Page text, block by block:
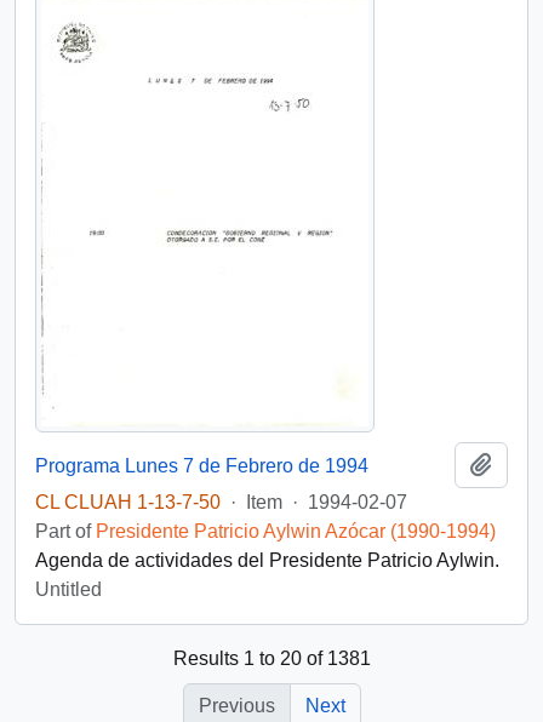
Programa Lunes 7 de Febrero de 1994
CL CLUAH 1-13-7-50 · Item · 1994-02-07
Part of Presidente Patricio Aylwin Azócar (1990-1994)
Agenda de actividades del Presidente Patricio Aylwin.
Untitled
Results 1 to 20 of 1381
Previous Next